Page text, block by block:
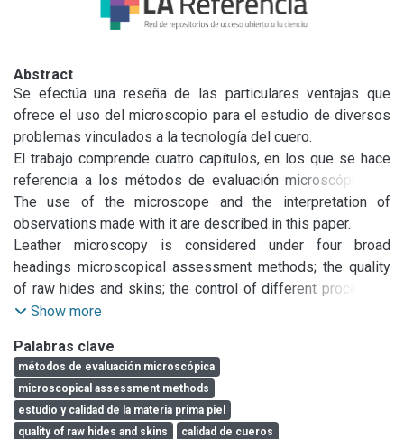
Abstract
Se efectúa una reseña de las particulares ventajas que
ofrece el uso del microscopio para el estudio de diversos
problemas vinculados a la tecnología del cuero.
El trabajo comprende cuatro capítulos, en los que se hace
referencia a los métodos de evaluación microscópica, al
estudio y calidad de la materia prima piel, a la calidad de
cueros y control de procesos, y, finalmente, al estudio de
los defectos de pieles y cueros.
The use of the microscope and the interpretation of
observations made with it are described in this paper.
Leather microscopy is considered under four broad
headings microscopical assessment methods; the quality
of raw hides and skins; the control of different processes
and the quality of the final leather; and microscopy of hide
Show more
Palabras clave
métodos de evaluación microscópica
microscopical assessment methods
estudio y calidad de la materia prima piel
quality of raw hides and skins
calidad de cueros